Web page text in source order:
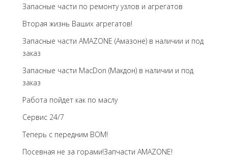
Запасные части по ремонту узлов и агрегатов
Вторая жизнь Ваших агрегатов!
Запасные части AMAZONE (Амазоне) в наличии и под
заказ
Запасные части MacDon (Макдон) в наличии и под
заказ
Работа пойдет как по маслу
Сервис 24/7
Теперь с передним BOM!
Посевная не за горами!Запчасти AMAZONE!